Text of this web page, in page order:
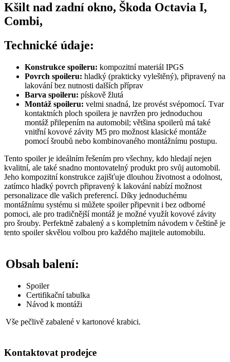
Kšilt nad zadní okno, Škoda Octavia I,
Combi,
Technické údaje:
Konstrukce spoileru: kompozitní materiál IPGS
Povrch spoileru: hladký (prakticky vyleštěný), připravený na
lakování bez nutnosti dalších příprav
Barva spoileru: pískově žlutá
Montáž spoileru: velmi snadná, lze provést svépomocí. Tvar
kontaktních ploch spoilera je navržen pro jednoduchou
montáž přilepením na automobil; většina spoilerů má také
vnitřní kovové závity M5 pro možnost klasické montáže
pomocí šroubů nebo kombinovaného montážnímu postupu.
Tento spoiler je ideálním řešením pro všechny, kdo hledají nejen
kvalitní, ale také snadno montovatelný produkt pro svůj automobil.
Jeho kompozitní konstrukce zajišťuje dlouhou životnost a odolnost,
zatímco hladký povrch připravený k lakování nabízí možnost
personalizace dle vašich preferencí. Díky jednoduchému
montážnímu systému si můžete spoiler připevnit i bez odborné
pomoci, ale pro tradičnější montáž je možné využít kovové závity
pro šrouby. Perfektně zabalený a s kompletním návodem v češtině je
tento spoiler skvělou volbou pro každého majitele automobilu.
Obsah balení:
Spoiler
Certifikační tabulka
Návod k montáži
Vše pečlivě zabalené v kartonové krabici.
Kontaktovat prodejce